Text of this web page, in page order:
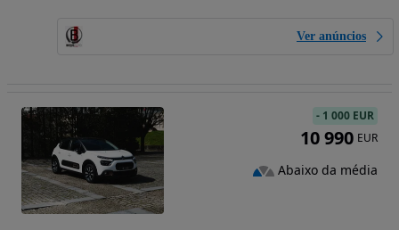
Ver anúncios
- 1 000 EUR
10 990 EUR
Abaixo da média